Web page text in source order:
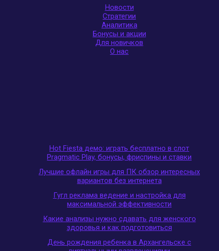
Новости
Стратегии
Аналитика
Бонусы и акции
Для новичков
О нас
Hot Fiesta демо: играть бесплатно в слот
Pragmatic Play, бонусы, фриспины и ставки
Лучшие офлайн игры для ПК обзор интересных
вариантов без интернета
Гугл реклама ведение и настройка для
максимальной эффективности
Какие анализы нужно сдавать для женского
здоровья и как подготовиться
День рождения ребенка в Архангельске с